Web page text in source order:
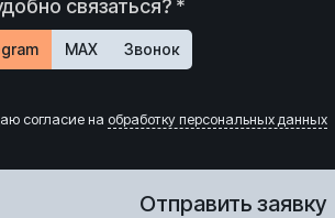
связаться? *
MAX Звонок
согласие на обработку персональных данных
Отправить заявку